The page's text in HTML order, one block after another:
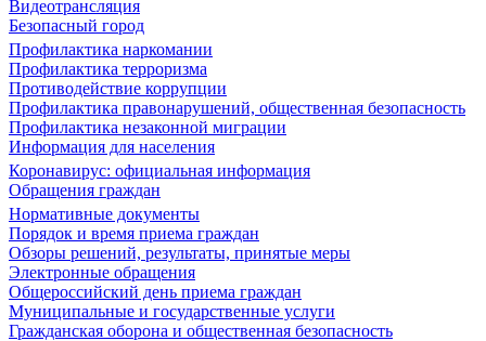
Видеотрансляция
Безопасный город
Профилактика наркомании
Профилактика терроризма
Противодействие коррупции
Профилактика правонарушений, общественная безопасность
Профилактика незаконной миграции
Информация для населения
Коронавирус: официальная информация
Обращения граждан
Нормативные документы
Порядок и время приема граждан
Обзоры решений, результаты, принятые меры
Электронные обращения
Общероссийский день приема граждан
Муниципальные и государственные услуги
Гражданская оборона и общественная безопасность